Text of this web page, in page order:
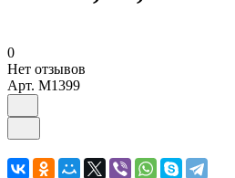
0
Нет отзывов
Арт. M1399